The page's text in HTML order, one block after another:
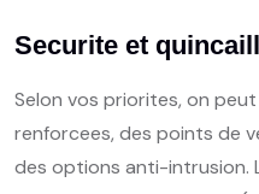
Securite et
Selon vos priorites, on
renforcees, des points de
des options anti-intrusion.